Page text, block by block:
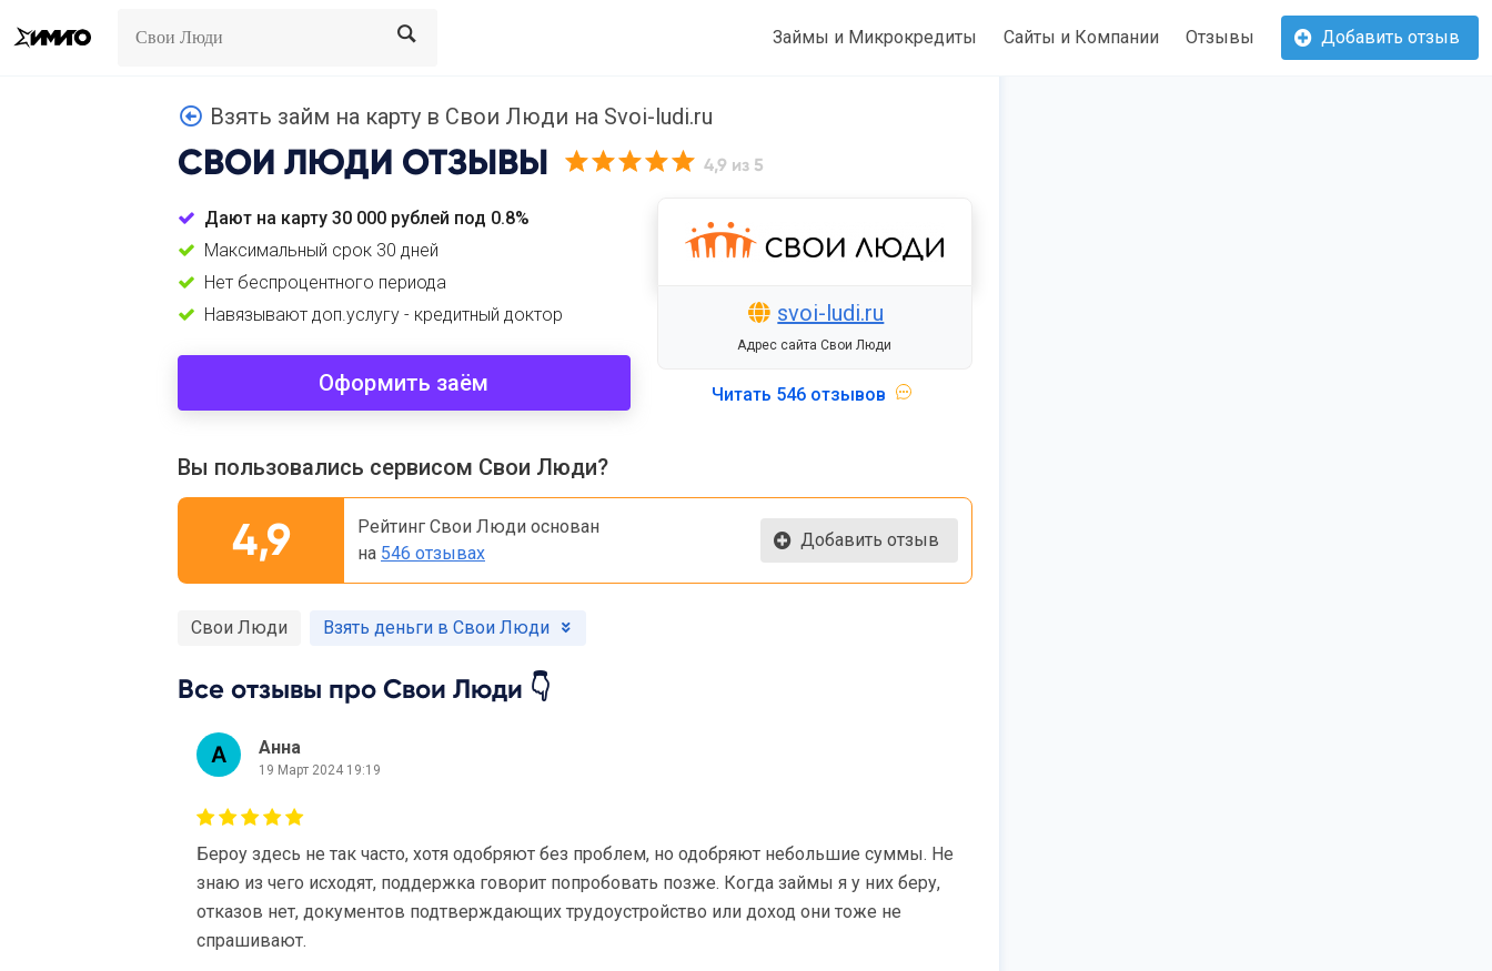
Search Займы и Микрокредиты Сайты и Компании Отзывы Добавить отзыв
Взять займ на карту в Свои Люди на Svoi-ludi.ru
СВОИ ЛЮДИ ОТЗЫВЫ 4,9 из 5
Дают на карту 30 000 рублей под 0.8%
Максимальный срок 30 дней
Нет беспроцентного периода
Навязывают доп.услугу - кредитный доктор
Оформить заём
svoi-ludi.ru
Адрес сайта Свои Люди
Читать 546 отзывов
Вы пользовались сервисом Свои Люди?
4,9
Рейтинг Свои Люди основан
на 546 отзывах
Добавить отзыв
Свои Люди Взять деньги в Свои Люди
Все отзывы про Свои Люди 👇
Анна
19 Март 2024 19:19
Бероу здесь не так часто, хотя одобряют без проблем, но одобряют небольшие суммы. Не
знаю из чего исходят, поддержка говорит попробовать позже. Когда займы я у них беру,
отказов нет, документов подтверждающих трудоустройство или доход они тоже не
спрашивают.